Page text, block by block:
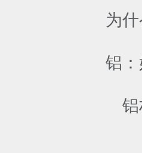
为
铝